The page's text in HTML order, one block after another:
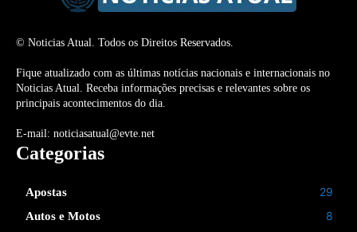
© Noticias Atual. Todos os Direitos Reservados.
Fique atualizado com as últimas notícias nacionais e internacionais no
Noticias Atual. Receba informações precisas e relevantes sobre os
principais acontecimentos do dia.
E-mail: noticiasatual@evte.net
Categorias
Apostas 29
Autos e Motos 8